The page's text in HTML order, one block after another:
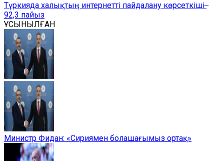
Түркияда халықтың интернетті пайдалану көрсеткіші ̶
92,3 пайыз
ҰСЫНЫЛҒАН
Министр Фидан: «Сириямен болашағымыз ортақ»